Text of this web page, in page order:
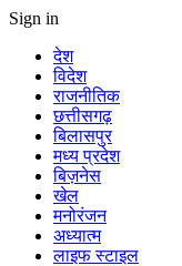
Sign in
देश
विदेश
राजनीतिक
छत्तीसगढ़
बिलासपुर
मध्य प्रदेश
बिज़नेस
खेल
मनोरंजन
अध्यात्म
लाइफ स्टाइल